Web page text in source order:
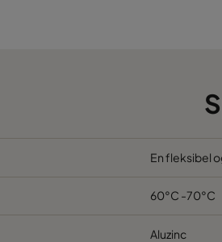
En fleksibel
60°C -70°C
Aluzinc